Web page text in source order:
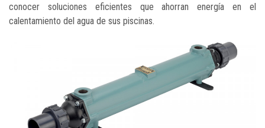
conocer soluciones eficientes que ahorran energía en el
calentamiento del agua de sus piscinas.